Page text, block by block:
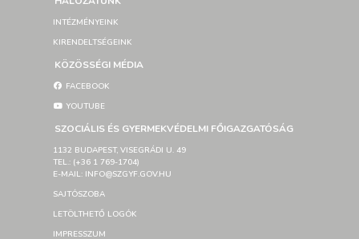
INTÉZMÉNYEINK
KIRENDELTSÉGEINK
KÖZÖSSÉGI MÉDIA
FACEBOOK
YOUTUBE
SZOCIÁLIS ÉS GYERMEKVÉDELMI FŐIGAZGATÓSÁG
1132 BUDAPEST, VISEGRÁDI U. 49
TEL.: (+36 1 769-1704)
E-MAIL: INFO@SZGYF.GOV.HU
SAJTÓSZOBA
LETÖLTHETŐ LOGÓK
IMPRESSZUM